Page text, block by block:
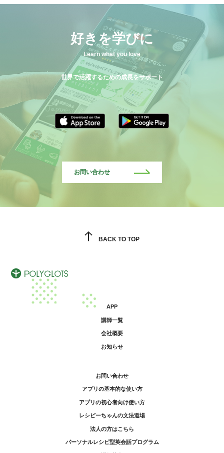
好きを学びに
Learn what you love
世界で活躍するための成長をサポート
お問い合わせ
BACK TO TOP
APP
講師一覧
会社概要
お知らせ
お問い合わせ
アプリの基本的な使い方
アプリの初心者向け使い方
レシピーちゃんの文法道場
法人の方はこちら
パーソナルレシピ型英会話プログラム